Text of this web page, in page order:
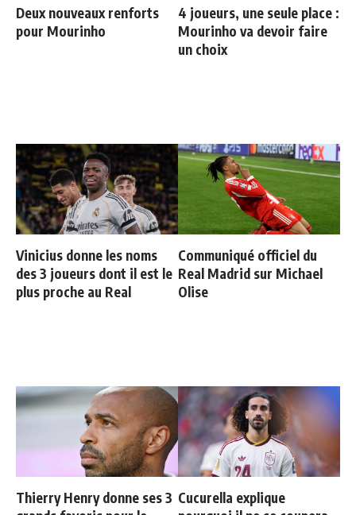
Deux nouveaux renforts
pour Mourinho
4 joueurs, une seule place :
Mourinho va devoir faire
un choix
Vinicius donne les noms
des 3 joueurs dont il est le
plus proche au Real
Communiqué officiel du
Real Madrid sur Michael
Olise
Thierry Henry donne ses 3 Cucurella explique